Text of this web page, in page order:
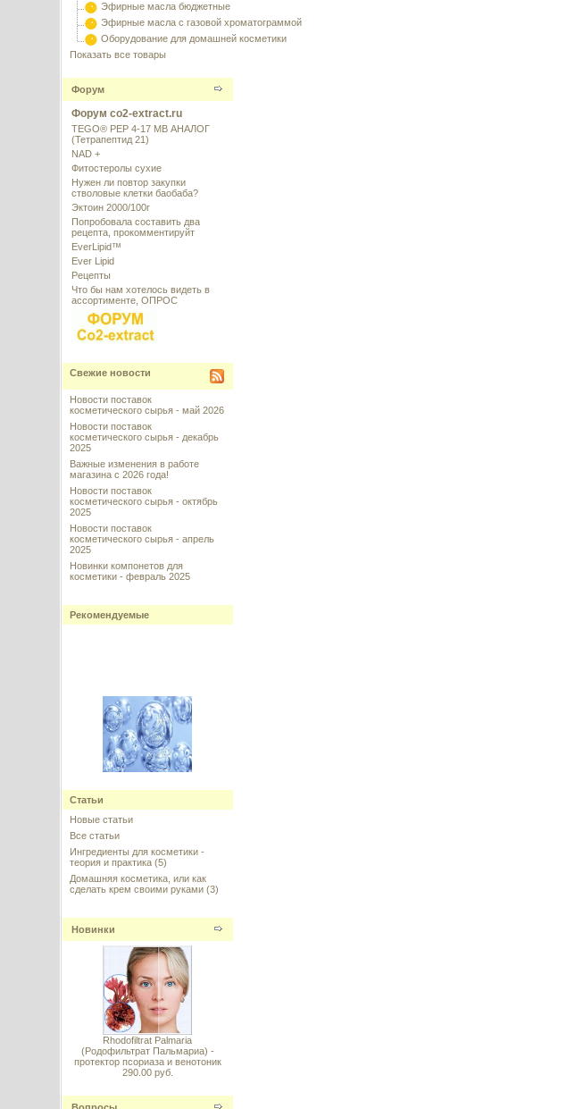
Эфирные масла бюджетные
Эфирные масла с газовой хроматограммой
Оборудование для домашней косметики
Показать все товары
Форум
Форум co2-extract.ru
TEGO® PEP 4-17 MB АНАЛОГ
(Тетрапептид 21)
NAD +
Фитостеролы сухие
Нужен ли повтор закупки
стволовые клетки баобаба?
Эктоин 2000/100г
Попробовала составить два
рецепта, прокомментируйт
EverLipid™
Ever Lipid
Рецепты
Что бы нам хотелось видеть в
ассортименте, ОПРОС
Свежие новости
Новости поставок
косметического сырья - май 2026
Новости поставок
косметического сырья - декабрь
2025
Важные изменения в работе
магазина с 2026 года!
Новости поставок
косметического сырья - октябрь
2025
Новости поставок
косметического сырья - апрель
2025
Новинки компонетов для
косметики - февраль 2025
Рекомендуемые
форма)
---------
Spicule (Hydrolyzed Sponge),
Индия
---------
Мика (Mica, Слюда, база для
Статьи
Новые статьи
Все статьи
Ингредиенты для косметики -
теория и практика(5)
Домашняя косметика, или как
сделать крем своими руками(3)
Новинки
Rhodofiltrat Palmaria
(Родофильтрат Пальмариа) -
протектор псориаза и венотоник
290.00 руб.